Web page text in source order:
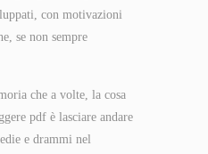
con motivazioni
se non sempre
che a volte, la cosa
pdf è lasciare andare
e drammi nel